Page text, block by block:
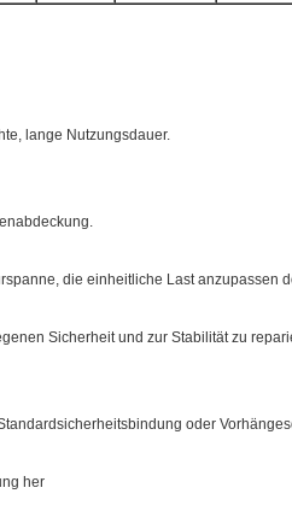
lange Nutzungsdauer.
die einheitliche Last anzupassen
Sicherheit und zur Stabilität zu
oder
her